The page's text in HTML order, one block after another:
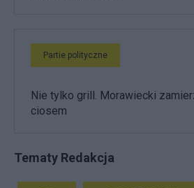
Partie polityczne
Nie tylko grill. Morawiecki
ciosem
Tematy Redakcja